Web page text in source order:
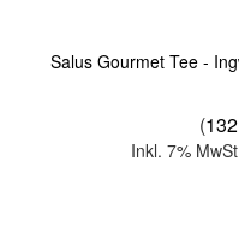
Salus Gourmet Tee -
(
Inkl. 7%